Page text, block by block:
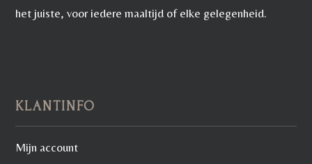
het juiste, voor iedere maaltijd of elke gelegenheid.
KLANTINFO
Mijn account